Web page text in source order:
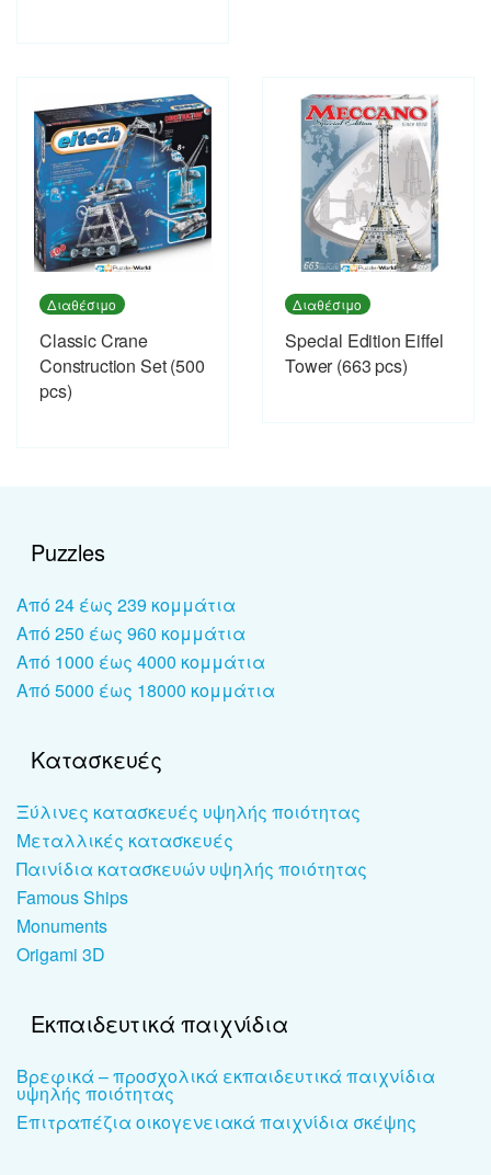
Διαθέσιμο
Classic Crane
Construction Set (500
pcs)
Διαθέσιμο
Special Edition Eiffel
Tower (663 pcs)
Puzzles
Από 24 έως 239 κομμάτια
Από 250 έως 960 κομμάτια
Από 1000 έως 4000 κομμάτια
Από 5000 έως 18000 κομμάτια
Κατασκευές
Ξύλινες κατασκευές υψηλής ποιότητας
Μεταλλικές κατασκευές
Παινίδια κατασκευών υψηλής ποιότητας
Famous Ships
Monuments
Origami 3D
Εκπαιδευτικά παιχνίδια
Βρεφικά – προσχολικά εκπαιδευτικά παιχνίδια
υψηλής ποιότητας
Επιτραπέζια οικογενειακά παιχνίδια σκέψης